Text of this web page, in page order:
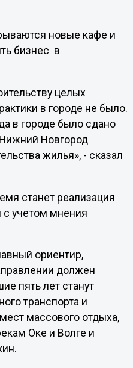
новые кафе и
бизнес в
целых
в городе не было.
в городе было сдано
Новгород
жилья», - сказал
станет реализация
учетом мнения
ориентир,
должен
пять лет станут
транспорта и
массового отдыха,
Оке и Волге и